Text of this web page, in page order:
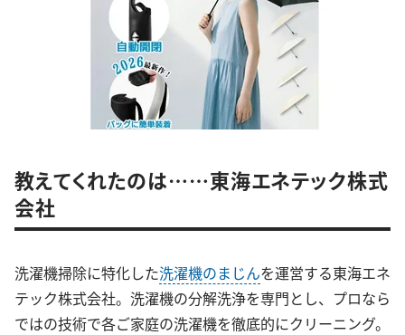
教えてくれたのは……東海エネテック株式
会社
洗濯機掃除に特化した洗濯機のまじんを運営する東海エネ
テック株式会社。洗濯機の分解洗浄を専門とし、プロなら
ではの技術で各ご家庭の洗濯機を徹底的にクリーニング。